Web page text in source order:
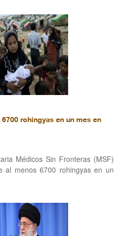
rohingyas en un mes en
Médicos Sin Fronteras (MSF)
al menos 6700 rohingyas en un